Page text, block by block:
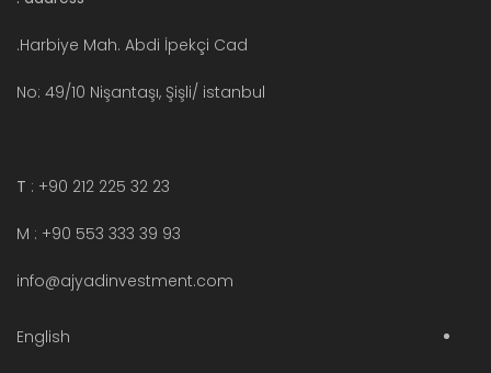
Harbiye Mah. Abdi İpekçi Cad.
No: 49/10 Nişantaşı, Şişli/ istanbul
T : +90 212 225 32 23
M : +90 553 333 39 93
info@ajyadinvestment.com
English